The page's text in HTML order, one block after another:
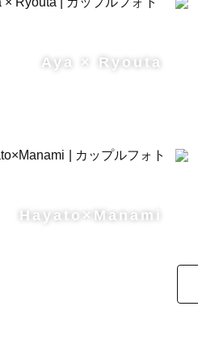
Aya × Ryouta
Hayato×Manami